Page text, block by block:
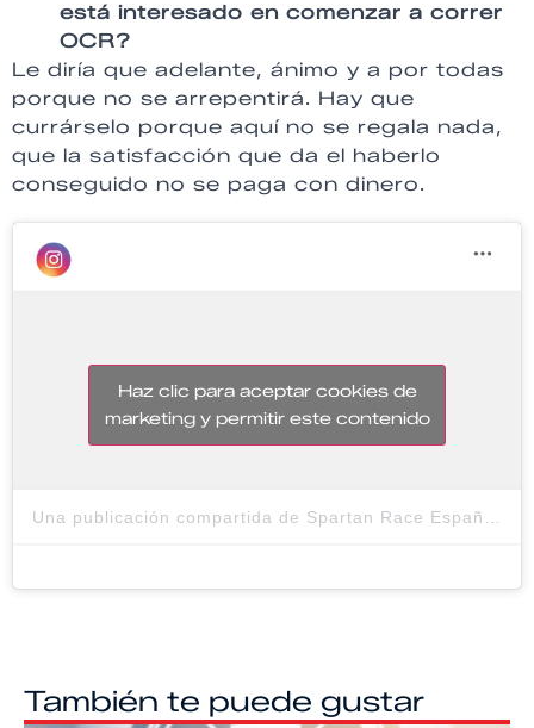
está interesado en comenzar a correr
OCR?
Le diría que adelante, ánimo y a por todas
porque no se arrepentirá. Hay que
currárselo porque aquí no se regala nada,
que la satisfacción que da el haberlo
conseguido no se paga con dinero.
Una publicación compartida de Spartan Race España (@spartanracees)
Haz clic para aceptar cookies de
marketing y permitir este contenido
También te puede gustar